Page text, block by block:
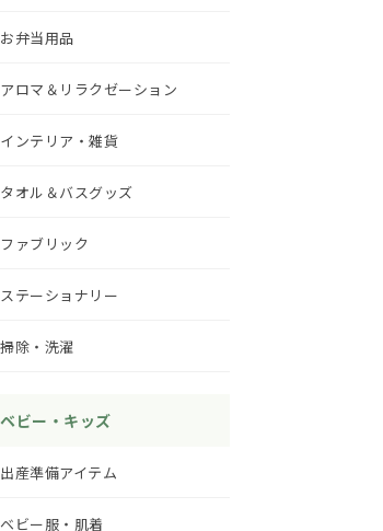
お弁当用品
アロマ＆リラクゼーション
インテリア・雑貨
タオル＆バスグッズ
ファブリック
ステーショナリー
掃除・洗濯
ベビー・キッズ
出産準備アイテム
ベビー服・肌着